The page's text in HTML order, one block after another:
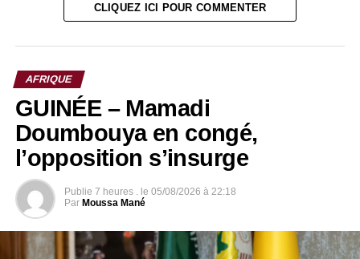
SÉNÉGAL – Ousmane Sonko placé sous contrôle
judiciaire
DON'T MISS
SÉNÉGAL – Ousmane Sonko placé sous contrôle
judiciaire
CLIQUEZ ICI POUR COMMENTER
AFRIQUE
GUINÉE – Mamadi
Doumbouya en congé,
l’opposition s’insurge
Publie 7 heures . le 05/08/2026 à 22:18
Par Moussa Mané